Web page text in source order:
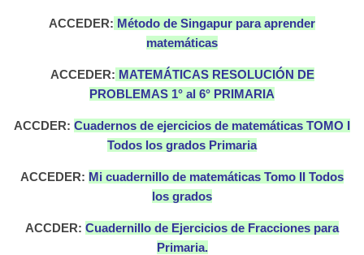
ACCEDER: Método de Singapur para aprender
matemáticas
ACCEDER: MATEMÁTICAS RESOLUCIÓN DE
PROBLEMAS 1° al 6° PRIMARIA
ACCDER: Cuadernos de ejercicios de matemáticas TOMO I
Todos los grados Primaria
ACCEDER: Mi cuadernillo de matemáticas Tomo II Todos
los grados
ACCDER: Cuadernillo de Ejercicios de Fracciones para
Primaria.